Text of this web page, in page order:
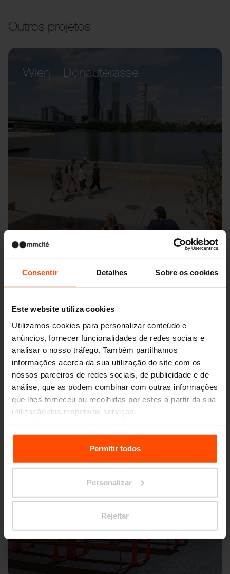
Consentir Detalhes Sobre os cookies
Este website utiliza cookies
Utilizamos cookies para personalizar conteúdo e
anúncios, fornecer funcionalidades de redes sociais e
analisar o nosso tráfego. Também partilhamos
informações acerca da sua utilização do site com os
nossos parceiros de redes sociais, de publicidade e de
análise, que as podem combinar com outras informações
que lhes forneceu ou recolhidas por estes a partir da sua
utilização dos respetivos serviços.
Para mais informações, por favor visitePrinciples
Relating to the Processing Personal Data.
Permitir todos
Personalizar
Rejeitar
Outros projetos
Wien – Donauterasse
Seattle – Popup park